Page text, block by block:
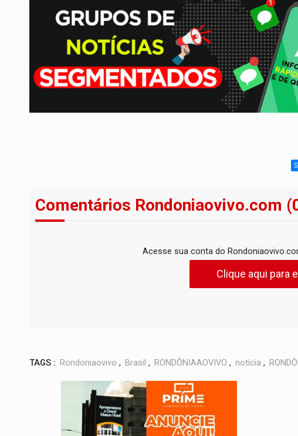
Comentários Rondoniaovivo.com
Acesse sua conta do
Clique aqui para
TAGS : Rondoniaovivo , Brasil , RONDÔNIAAOVIVO , notícia ,